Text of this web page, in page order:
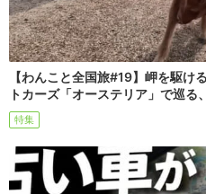
【わんこと全国旅#19】岬を駆け
トカーズ「オーステリア」で巡
特集